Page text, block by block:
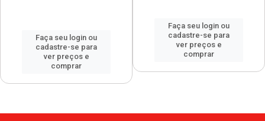
Faça seu login ou
cadastre-se para
ver preços e
comprar
Faça seu login ou
cadastre-se para
ver preços e
comprar